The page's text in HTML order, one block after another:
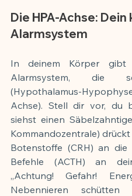
Die HPA-Achse:
Alarmsystem
In deinem Körper gibt
Alarmsystem, die
(Hypothalamus-
Achse). Stell dir vor, du
siehst einen
Kommandozentrale)
Botenstoffe (CRH) an
Befehle (ACTH) an
„Achtung! Gefahr!
Nebennieren